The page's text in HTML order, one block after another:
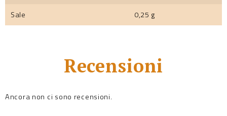
Sale
0,25 g
Recensioni
Ancora non ci sono recensioni.